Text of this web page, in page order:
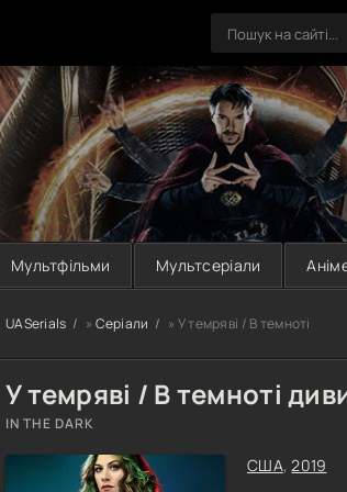
Мультфільми Мультсеріали
UASerials » Серіали » У темряві / В темноті
У темряві / В темноті
IN THE DARK
США,2019